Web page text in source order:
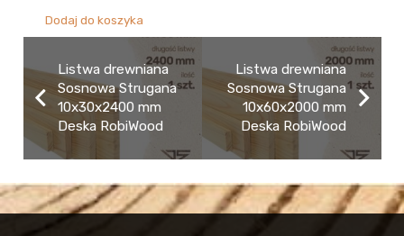
Dodaj do koszyka
Listwa drewniana
Sosnowa Strugana
10x30x2400 mm
Deska RobiWood
Listwa drewniana
Sosnowa Strugana
10x60x2000 mm
Deska RobiWood